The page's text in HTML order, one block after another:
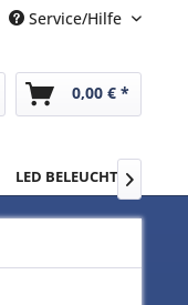
Service/Hilfe
0,00 € *
LED BELEUCHTUNG
